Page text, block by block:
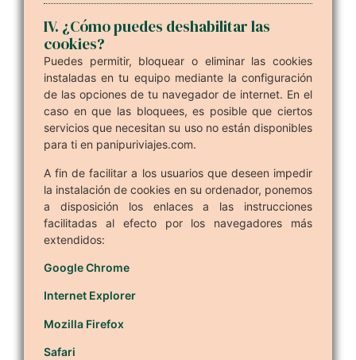
IV. ¿Cómo puedes deshabilitar las
cookies?
Puedes permitir, bloquear o eliminar las cookies
instaladas en tu equipo mediante la configuración
de las opciones de tu navegador de internet. En el
caso en que las bloquees, es posible que ciertos
servicios que necesitan su uso no están disponibles
para ti en panipuriviajes.com.
A fin de facilitar a los usuarios que deseen impedir
la instalación de cookies en su ordenador, ponemos
a disposición los enlaces a las instrucciones
facilitadas al efecto por los navegadores más
extendidos:
Google Chrome
Internet Explorer
Mozilla Firefox
Safari